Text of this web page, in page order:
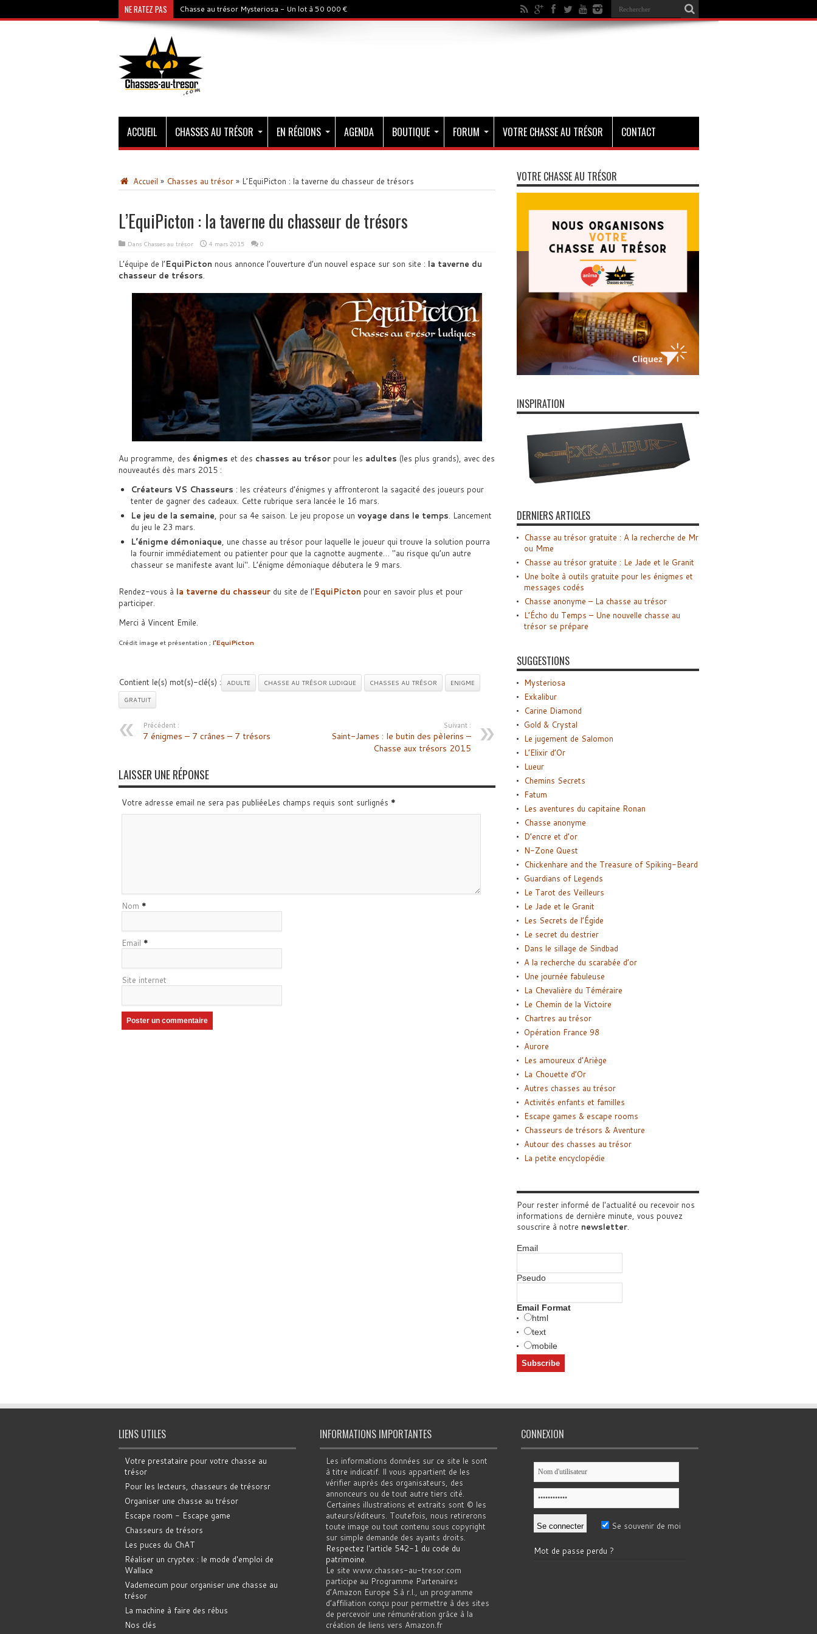
NE RATEZ PAS Chasse au trésor Mysteriosa - Un lot à 50 000 €
ACCUEIL CHASSES AU TRÉSOR EN RÉGIONS AGENDA BOUTIQUE FORUM VOTRE CHASSE AU TRÉSOR CONTACT
Accueil » Chasses au trésor » L’EquiPicton : la taverne du chasseur de trésors
L’EquiPicton : la taverne du chasseur de trésors
Dans Chasses au trésor 4 mars 2015 0
L’équipe de l’EquiPicton nous annonce l’ouverture d’un nouvel espace sur son site : la taverne du
chasseur de trésors.
Au programme, des énigmes et des chasses au trésorpour les adultes (les plus grands), avec des
nouveautés dès mars 2015 :
Créateurs VS Chasseurs : les créateurs d’énigmes y affronteront la sagacité des joueurs pour
tenter de gagner des cadeaux. Cette rubrique sera lancée le 16 mars.
Le jeu de la semaine, pour sa 4e saison. Le jeu propose un voyage dans le temps. Lancement
du jeu le 23 mars.
L’énigme démoniaque, une chasse au trésor pour laquelle le joueur qui trouve la solution pourra
la fournir immédiatement ou patienter pour que la cagnotte augmente…
au risque qu’un autre
chasseur se manifeste avant lui . L’énigme démoniaque débutera le 9 mars.
Rendez-vous à la taverne du chasseurdu site de l’EquiPicton pour en savoir plus et pour
participer.
Merci à Vincent Emile.
Crédit image et présentation ; l’EquiPicton
Contient le(s) mot(s)-clé(s) : ADULTE CHASSE AU TRÉSOR LUDIQUE CHASSES AU TRÉSOR
ENIGME
GRATUIT
Précédent :
7 énigmes – 7 crânes – 7 trésors
Suivant :
Saint-James : le butin des pèlerins –
Chasse aux trésors 2015
LAISSER UNE RÉPONSE
Votre adresse email ne sera pas publiéeLes champs requis sont surlignés *
Nom *
Email *
Site internet
VOTRE CHASSE AU TRÉSOR
INSPIRATION
DERNIERS ARTICLES
Chasse au trésor gratuite : A la recherche de Mr
ou Mme
Chasse au trésor gratuite : Le Jade et le Granit
Une boîte à outils gratuite pour les énigmes et
messages codés
Chasse anonyme – La chasse au trésor
L’Écho du Temps – Une nouvelle chasse au
trésor se prépare
SUGGESTIONS
Mysteriosa
Exkalibur
Carine Diamond
Gold & Crystal
Le jugement de Salomon
L’Elixir d’Or
Lueur
Chemins Secrets
Fatum
Les aventures du capitaine Ronan
Chasse anonyme
D’encre et d’or
N-Zone Quest
Chickenhare and the Treasure of Spiking-Beard
Guardians of Legends
Le Tarot des Veilleurs
Le Jade et le Granit
Les Secrets de l’Égide
Le secret du destrier
Dans le sillage de Sindbad
A la recherche du scarabée d’or
Une journée fabuleuse
La Chevalière du Téméraire
Le Chemin de la Victoire
Chartres au trésor
Opération France 98
Aurore
Les amoureux d’Ariège
La Chouette d’Or
Autres chasses au trésor
Activités enfants et familles
Escape games & escape rooms
Chasseurs de trésors & Aventure
Autour des chasses au trésor
La petite encyclopédie
Pour rester informé de l'actualité ou recevoir nos
informations de dernière minute, vous pouvez
souscrire à notre newsletter.
Email
Pseudo
Email Format
html
text
mobile
LIENS UTILES
Votre prestataire pour votre chasse au
trésor
Pour les lecteurs, chasseurs de trésorsr
Organiser une chasse au trésor
Escape room - Escape game
Chasseurs de trésors
Les puces du ChAT
Réaliser un cryptex : le mode d'emploi de
Wallace
Vademecum pour organiser une chasse au
trésor
La machine à faire des rébus
Nos clés
INFORMATIONS IMPORTANTES
Les informations données sur ce site le sont
à titre indicatif. Il vous appartient de les
vérifier auprès des organisateurs, des
annonceurs ou de tout autre tiers cité.
Certaines illustrations et extraits sont © les
auteurs/éditeurs. Toutefois, nous retirerons
toute image ou tout contenu sous copyright
sur simple demande des ayants droits.
Respectez l'article 542-1 du code du
patrimoine
Le site www.chasses-au-tresor.com
participe au Programme Partenaires
d’Amazon Europe S.à r.l., un programme
d’affiliation conçu pour permettre à des sites
de percevoir une rémunération grâce à la
création de liens vers Amazon.fr
CONNEXION
Se souvenir de moi
Mot de passe perdu ?